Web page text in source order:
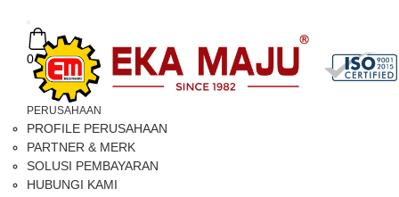
Toggle
navigation
0
PERUSAHAAN
PROFILE PERUSAHAAN
PARTNER & MERK
SOLUSI PEMBAYARAN
HUBUNGI KAMI